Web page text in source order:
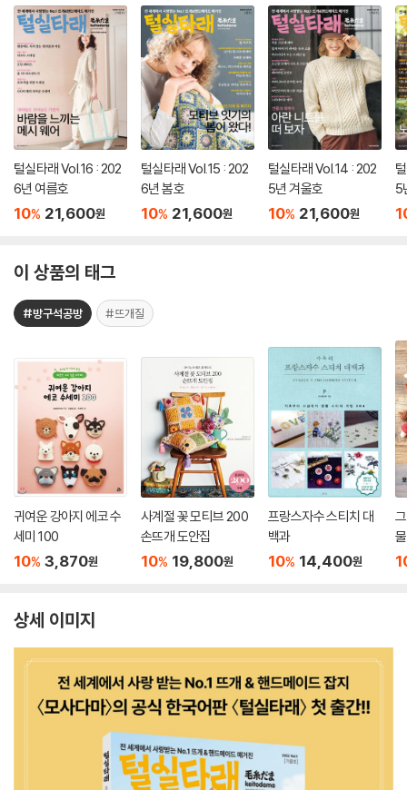
털실타래 Vol.16 : 202
6년 여름호
10% 21,600원
털실타래 Vol.15 : 202
6년 봄호
10% 21,600원
털실타래 Vol.14 : 202
5년 겨울호
10% 21,600원
5
이 상품의 태그
#방구석공방 #뜨개질
귀여운 강아지 에코 수
세미 100
10% 3,870원
사계절 꽃 모티브 200
손뜨개 도안집
10% 19,800원
프랑스자수 스티치 대
백과
10% 14,400원
상세 이미지